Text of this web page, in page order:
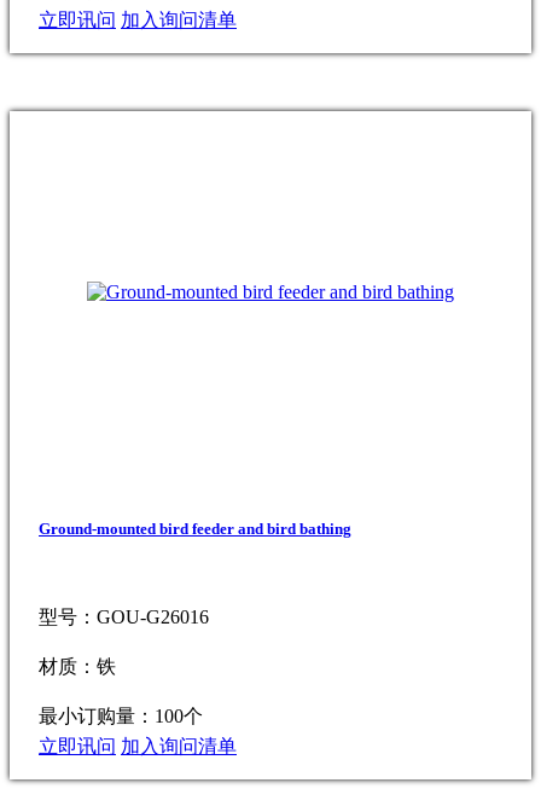
立即讯问 加入询问清单
Ground-mounted bird feeder and bird bathing
型号：GOU-G26016
材质：铁
最小订购量：100个
立即讯问 加入询问清单